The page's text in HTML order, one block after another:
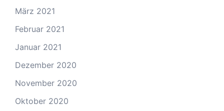
März 2021
Februar 2021
Januar 2021
Dezember 2020
November 2020
Oktober 2020